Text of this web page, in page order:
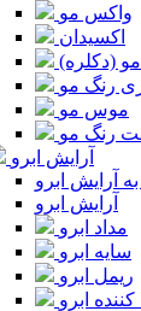
واکس مو
اکسیدان
(دکلره)
رنگ مو
موس مو
رنگ مو
آرایش ابرو
آرایش ابرو
آرایش ابرو
مداد ابرو
سایه ابرو
ریمل ابرو
ابرو